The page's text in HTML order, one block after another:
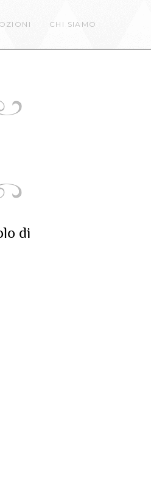
CHI SIAMO
di